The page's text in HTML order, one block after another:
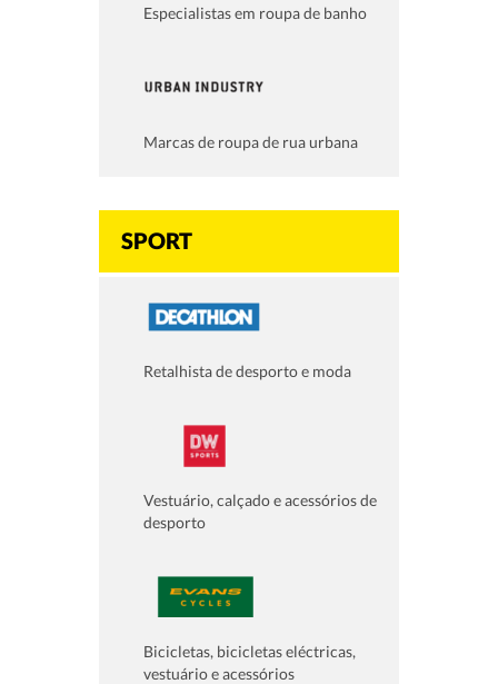
Especialistas em roupa de banho
Marcas de roupa de rua urbana
SPORT
Retalhista de desporto e moda
Vestuário, calçado e acessórios de
desporto
Bicicletas, bicicletas eléctricas,
vestuário e acessórios